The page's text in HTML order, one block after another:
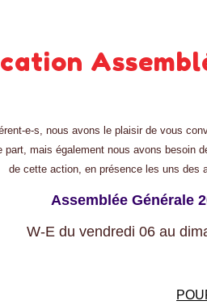
e-s, nous avons le plaisir de vous
part, mais également nous avons besoin
de cette action, en présence les uns des
Assemblée Générale
W-E du vendredi 06 au